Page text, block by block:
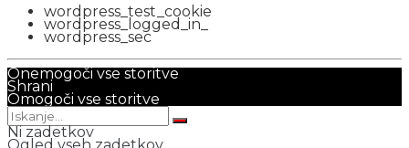
wordpress_test_cookie
wordpress_logged_in_
wordpress_sec
Onemogoči vse storitve
Shrani
Omogoči vse storitve
Ni zadetkov